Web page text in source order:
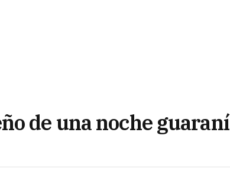
de una noche guaraní